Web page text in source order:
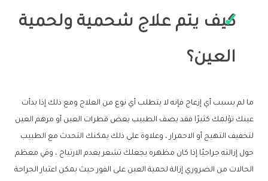
كيف يتم علاج شحمية ولحمية
العين؟
ما لم يسبب أي إزعاج فإنه لا يتطلب أي نوع من العلاج ومع ذلك إذا بدأت
عينك تؤلمك كثيرًا فقد يصف الطبيب بعض قطرات العين أو مرهم العين
لتخفيف التهيج أو الاحمرار ، وعلاوة على ذلك يمكنك التحدث مع الطبيب
حول إزالته جراحيًا إذا كان مظهره يجعلك تشعر بعدم الارتياح ، وفي معظم
الحالات من الضروري إزالة لحمية العين على الفور حيث يمكن اعتبار الجراحة